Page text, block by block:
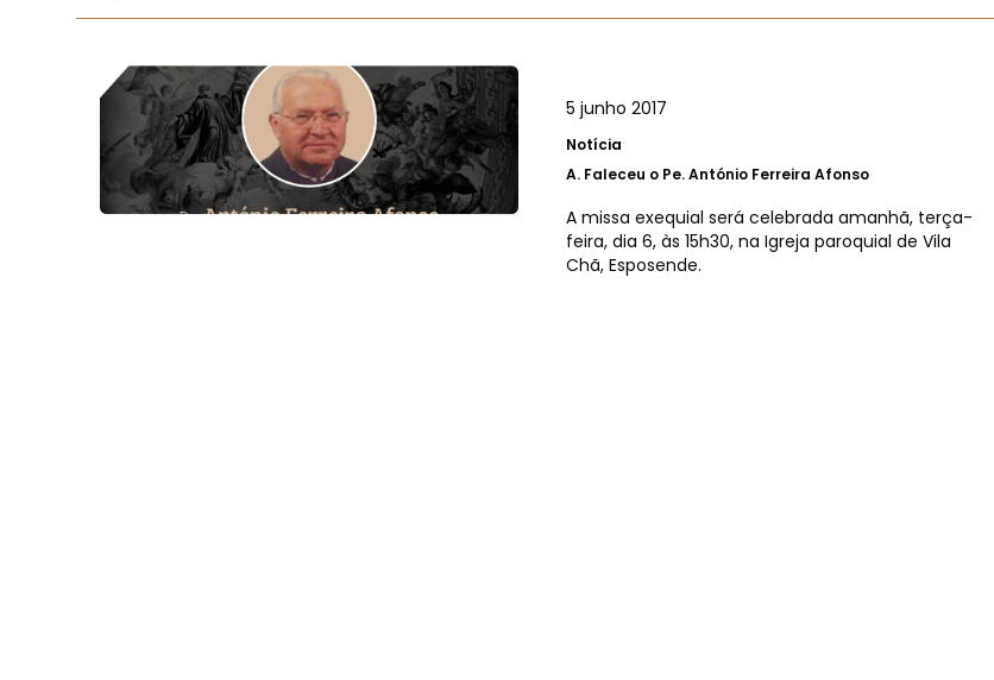
5 junho 2017
Notícia
A. Faleceu o Pe. António Ferreira Afonso
A missa exequial será celebrada amanhã, terça-
feira, dia 6, às 15h30, na Igreja paroquial de Vila
Chã, Esposende.